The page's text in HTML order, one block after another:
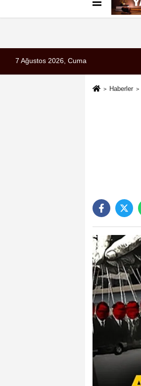
Künye
7 Ağustos 2026, Cuma
Haberler